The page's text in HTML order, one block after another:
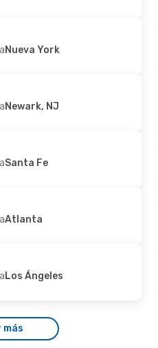
Nueva York
Newark, NJ
Santa Fe
Atlanta
Los Ángeles
más